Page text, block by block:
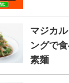
マジカ
ングで
素麺